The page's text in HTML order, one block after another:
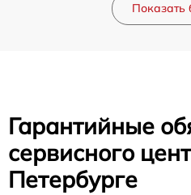
Показать
Гарантийные
сервисного
Петербурге